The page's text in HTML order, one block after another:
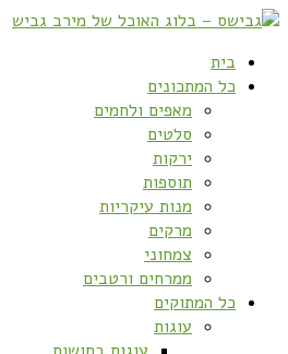
בית
כל המתכונים
מאפים ולחמים
סלטים
ירקות
תוספות
מנות עיקריות
מרקים
צמחוני
ממרחים ורטבים
כל המתוקים
עוגות